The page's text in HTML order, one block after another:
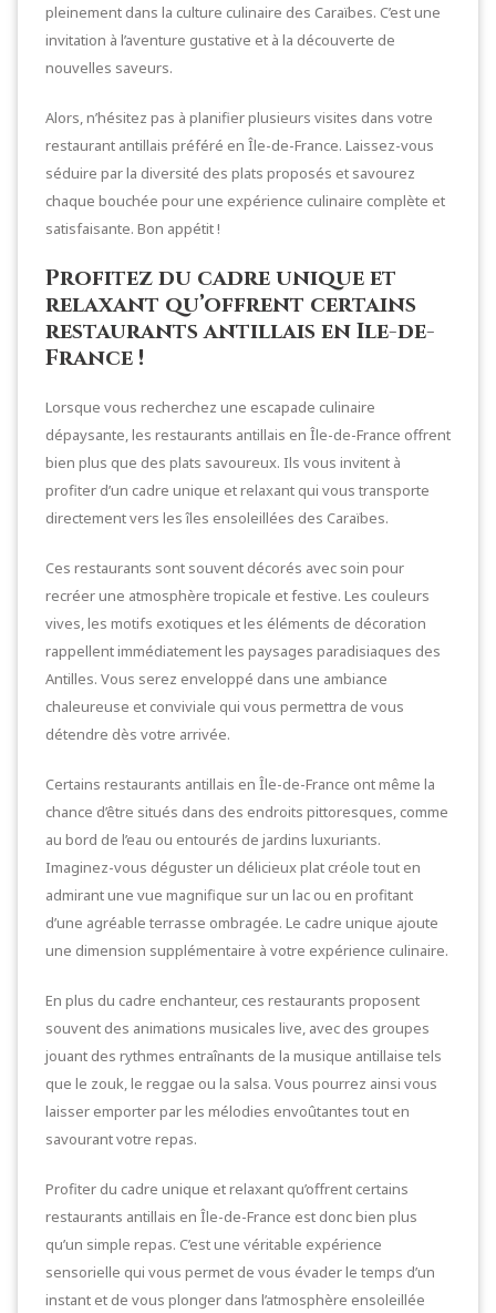
pleinement dans la culture culinaire des Caraïbes. C’est une
invitation à l’aventure gustative et à la découverte de
nouvelles saveurs.
Alors, n’hésitez pas à planifier plusieurs visites dans votre
restaurant antillais préféré en Île-de-France. Laissez-vous
séduire par la diversité des plats proposés et savourez
chaque bouchée pour une expérience culinaire complète et
satisfaisante. Bon appétit !
Profitez du cadre unique et
relaxant qu’offrent certains
restaurants antillais en Ile-de-
France !
Lorsque vous recherchez une escapade culinaire
dépaysante, les restaurants antillais en Île-de-France offrent
bien plus que des plats savoureux. Ils vous invitent à
profiter d’un cadre unique et relaxant qui vous transporte
directement vers les îles ensoleillées des Caraïbes.
Ces restaurants sont souvent décorés avec soin pour
recréer une atmosphère tropicale et festive. Les couleurs
vives, les motifs exotiques et les éléments de décoration
rappellent immédiatement les paysages paradisiaques des
Antilles. Vous serez enveloppé dans une ambiance
chaleureuse et conviviale qui vous permettra de vous
détendre dès votre arrivée.
Certains restaurants antillais en Île-de-France ont même la
chance d’être situés dans des endroits pittoresques, comme
au bord de l’eau ou entourés de jardins luxuriants.
Imaginez-vous déguster un délicieux plat créole tout en
admirant une vue magnifique sur un lac ou en profitant
d’une agréable terrasse ombragée. Le cadre unique ajoute
une dimension supplémentaire à votre expérience culinaire.
En plus du cadre enchanteur, ces restaurants proposent
souvent des animations musicales live, avec des groupes
jouant des rythmes entraînants de la musique antillaise tels
que le zouk, le reggae ou la salsa. Vous pourrez ainsi vous
laisser emporter par les mélodies envoûtantes tout en
savourant votre repas.
Profiter du cadre unique et relaxant qu’offrent certains
restaurants antillais en Île-de-France est donc bien plus
qu’un simple repas. C’est une véritable expérience
sensorielle qui vous permet de vous évader le temps d’un
instant et de vous plonger dans l’atmosphère ensoleillée